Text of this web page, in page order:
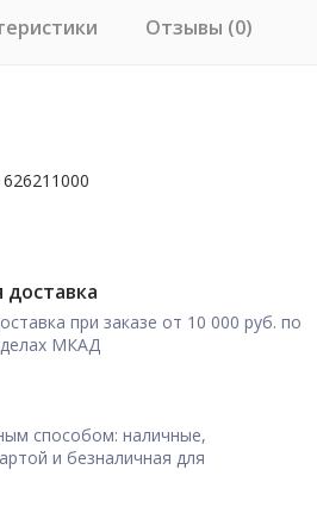
Отзывы (0)
доставка
при заказе от 10 000 руб. по
МКАД
способом: наличные,
и безналичная для